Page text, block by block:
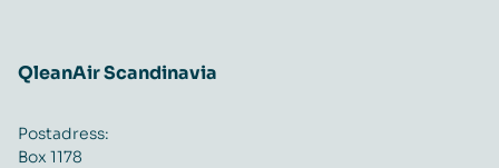
QleanAir Scandinavia
Postadress:
Box 1178